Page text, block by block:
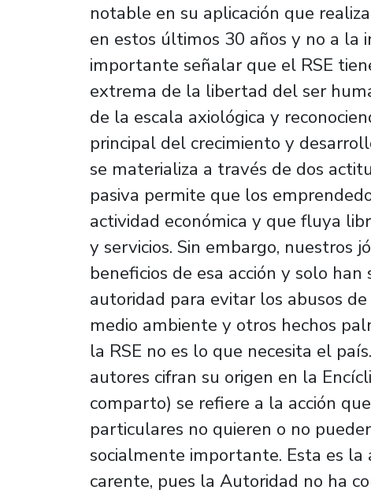
notable en su aplicación que
en estos últimos 30 años y no a la
importante señalar que el RSE
extrema de la libertad del ser
de la escala axiológica y
principal del crecimiento y
se materializa a través de dos
pasiva permite que los
actividad económica y que fluya
y servicios. Sin embargo, nuestros
beneficios de esa acción y solo
autoridad para evitar los abusos
medio ambiente y otros hechos
la RSE no es lo que necesita el
autores cifran su origen en la
comparto) se refiere a la acción
particulares no quieren o no
socialmente importante. Esta es
carente, pues la Autoridad no ha